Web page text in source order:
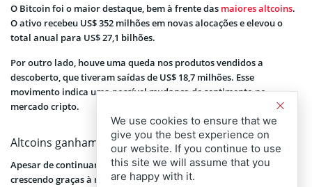
O Bitcoin foi o maior destaque, bem à frente das maiores altcoins.
O ativo recebeu US$ 352 milhões em novas alocações e elevou o
total anual para US$ 27,1 bilhões.
Por outro lado, houve uma queda nos produtos vendidos a
descoberto, que tiveram saídas de US$ 18,7 milhões. Esse
movimento indica uma possível mudança de sentimento no
mercado cripto.
Altcoins ganham espaço
Apesar de continuarem bem atrás do BTC, as altcoins vêm
crescendo graças à maior oferta de produtos.
We use cookies to ensure that we
give you the best experience on
our website. If you continue to use
this site we will assume that you
are happy with it.